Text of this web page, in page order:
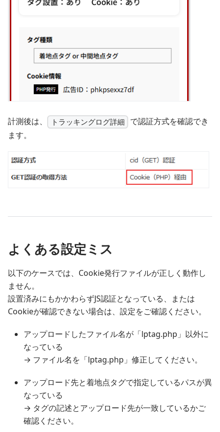
計測後は、 トラッキングログ詳細
で認証方式を確認でき
ます。
よくある設定ミス
以下のケースでは、Cookie発行ファイルが正しく動作し
ません。
設置済みにもかかわらずJS認証となっている、または
Cookieが確認できない場合は、設定をご確認ください。
アップロードしたファイル名が「lptag.php」以外に
なっている
→ ファイル名を「lptag.php」修正してください。
アップロード先と着地点タグで指定しているパスが異
なっている
→ タグの記述とアップロード先が一致しているかご
確認ください。